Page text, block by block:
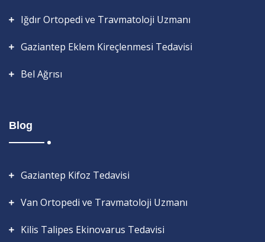
Iğdır Ortopedi ve Travmatoloji Uzmanı
Gaziantep Eklem Kireçlenmesi Tedavisi
Bel Ağrısı
Blog
Gaziantep Kifoz Tedavisi
Van Ortopedi ve Travmatoloji Uzmanı
Kilis Talipes Ekinovarus Tedavisi